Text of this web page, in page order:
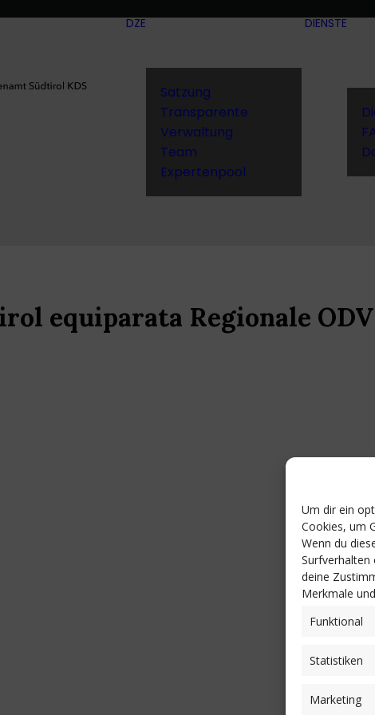
Um dir ein
Cookies, um
Wenn du
Surfverhalten
deine
Merkmale
Funktional
Statistiken
Marketing
DZE
Satzung
Transparente
Verwaltung
Team
Expertenpool
DIENSTE
equiparata Regionale ODV